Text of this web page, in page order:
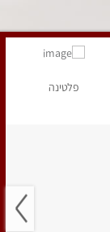
פלטינה